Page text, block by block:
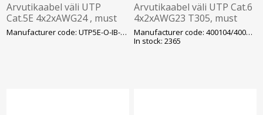
Arvutikaabel väli UTP
Cat.5E 4x2xAWG24 , must
T305
Manufacturer code: UTP5E-O-IB-VÄLIT305
Arvutikaabel väli UTP Cat.6
4x2xAWG23 T305, must
(400104/400172)
Manufacturer code: 400104/400172
In stock: 2365